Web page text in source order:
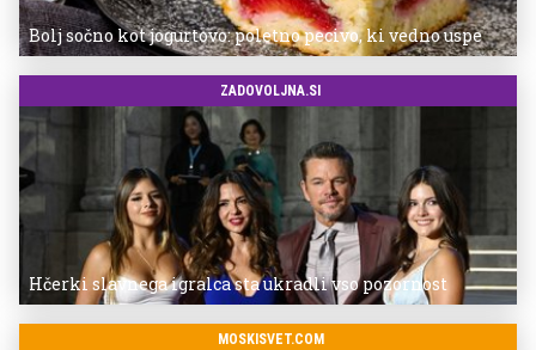
Bolj sočno kot jogurtovo: poletno pecivo, ki vedno uspe
ZADOVOLJNA.SI
Hčerki slavnega igralca sta ukradli vso pozornost
MOSKISVET.COM